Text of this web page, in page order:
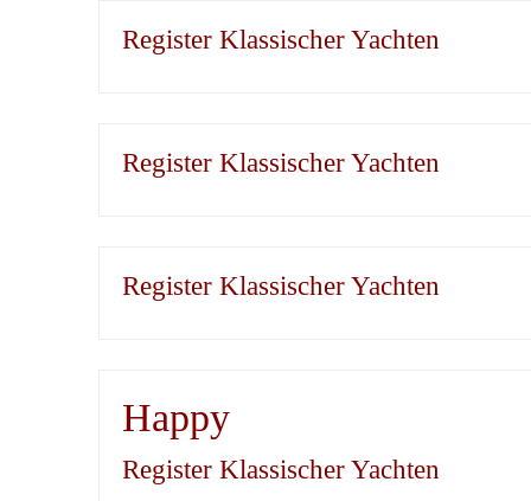
Register Klassischer Yachten
Register Klassischer Yachten
Register Klassischer Yachten
Happy
Register Klassischer Yachten